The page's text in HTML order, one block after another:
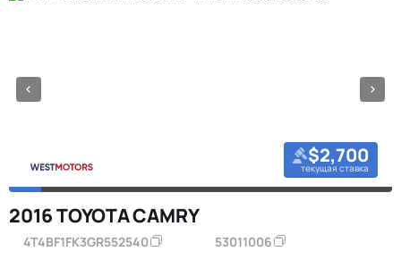
$2,700
текущая ставка
2016 TOYOTA CAMRY
4T4BF1FK3GR552540 53011006